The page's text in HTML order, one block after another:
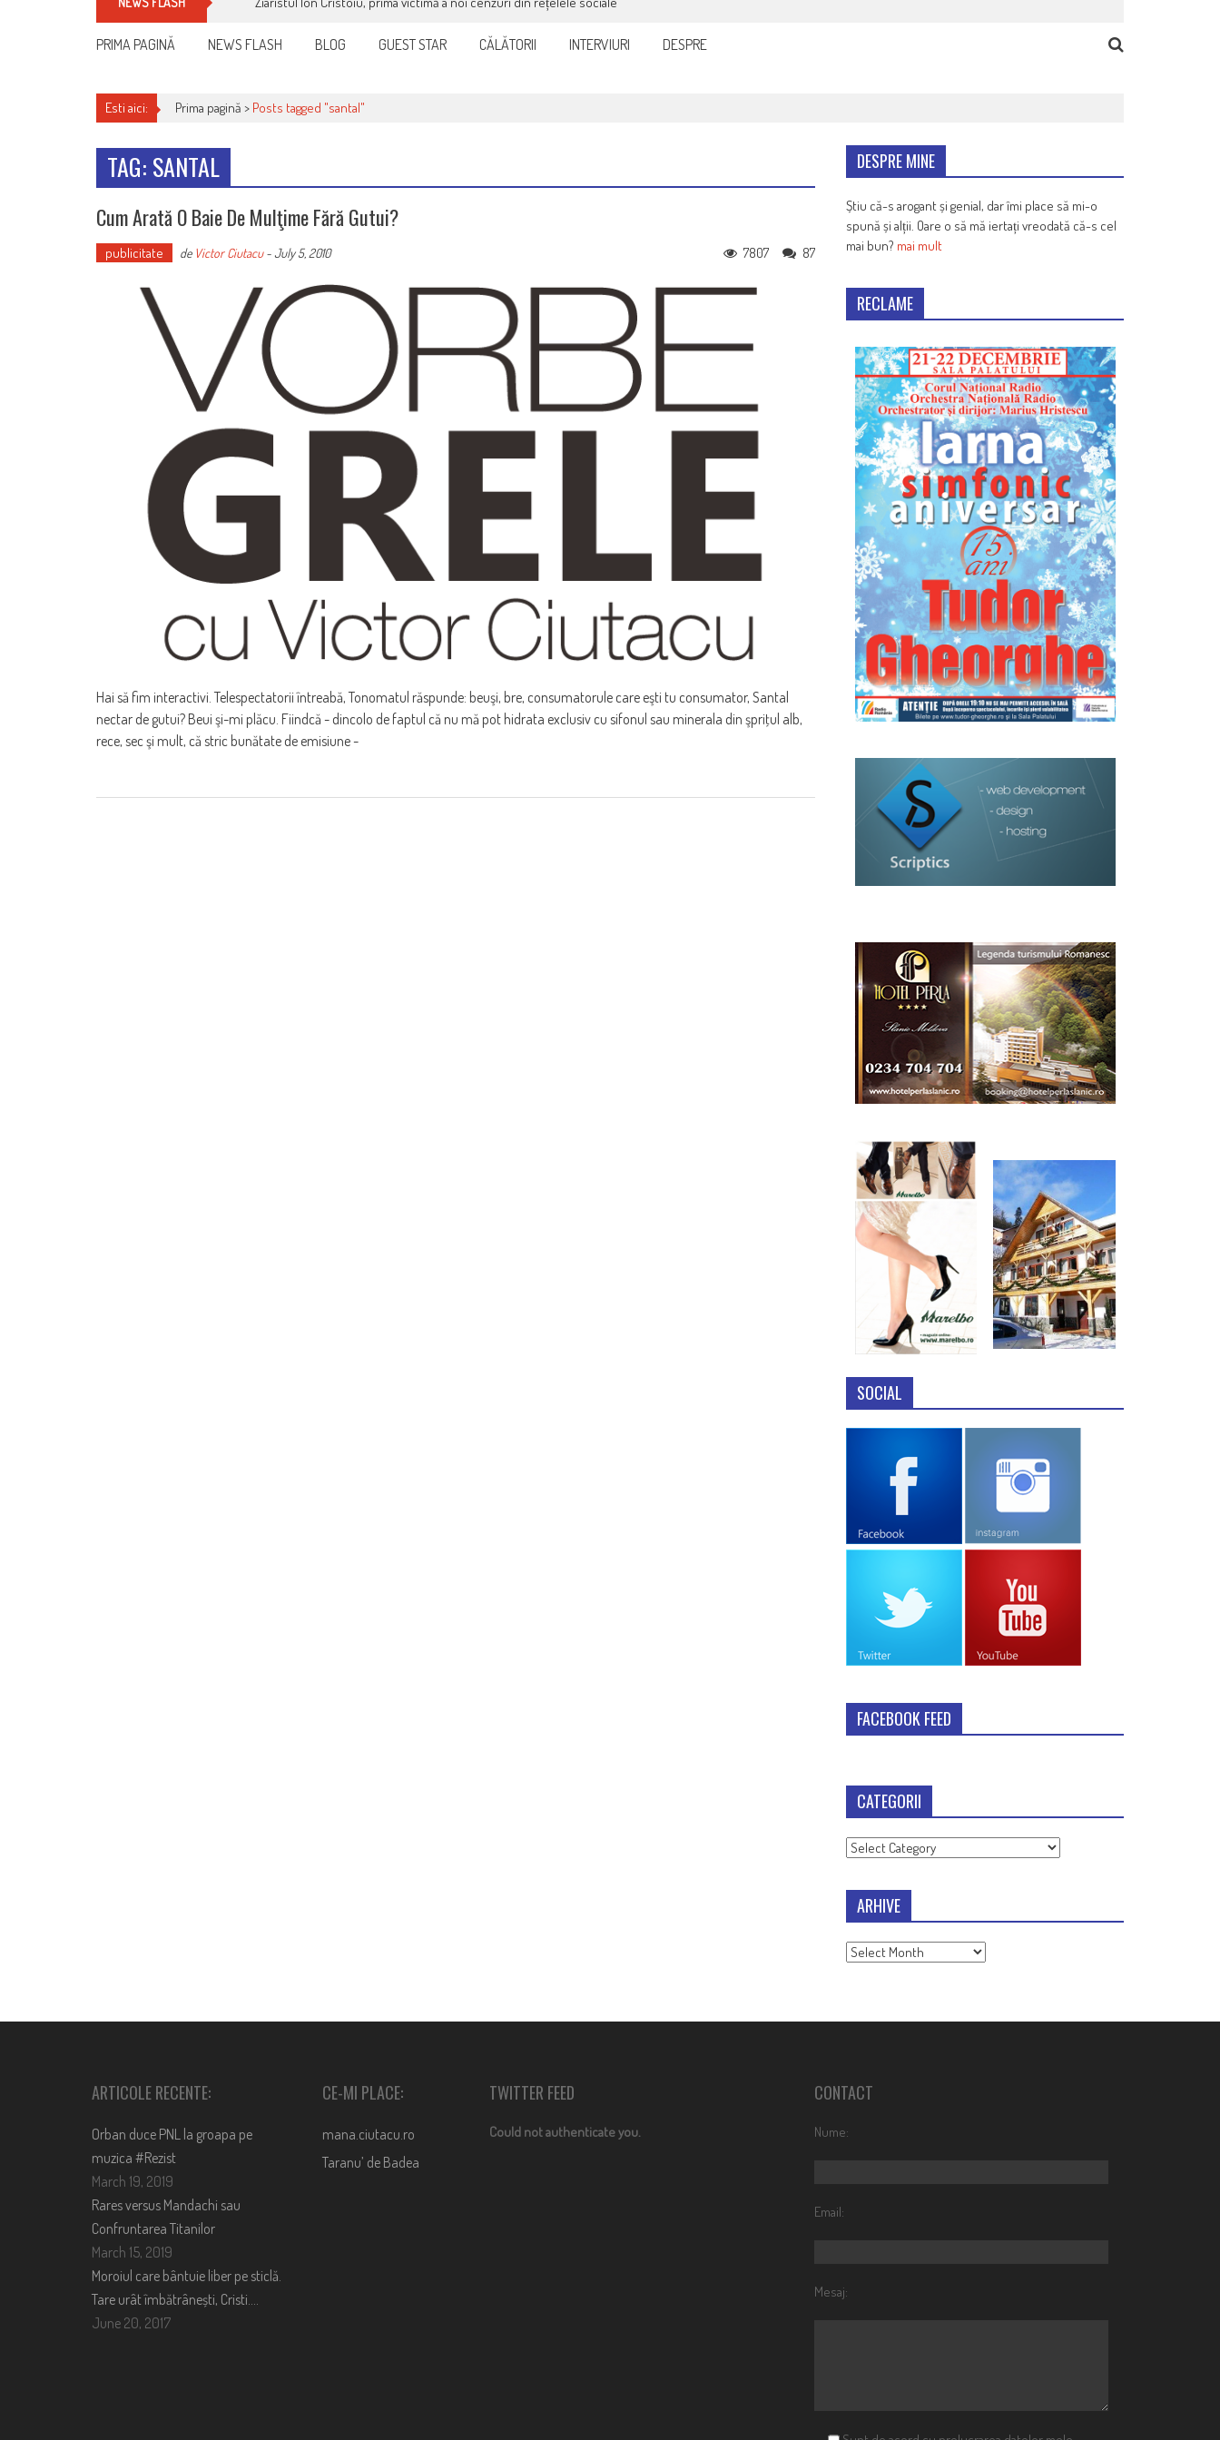
PRIMA PAGINĂ NEWS FLASH BLOG GUEST STAR CĂLĂTORII INTERVIURI DESPRE
Esti aici: Prima pagină > Posts tagged "santal"
TAG: SANTAL
Cum Arată O Baie De Mulţime Fără Gutui?
publicitate de Victor Ciutacu-July 5, 2010 87
7807
Hai să fim interactivi. Telespectatorii întreabă, Tonomatul răspunde: beuşi, bre, consumatorule care eşti tu consumator, Santal
nectar de gutui? Beui şi-mi plăcu. Fiindcă - dincolo de faptul că nu mă pot hidrata exclusiv cu sifonul sau minerala din şpriţul alb,
rece, sec şi mult, că stric bunătate de emisiune -
DESPRE MINE
Știu că-s arogant și genial, dar îmi place să mi-o
spună și alții. Oare o să mă iertați vreodată că-s cel
mai bun? mai mult
RECLAME
SOCIAL
FACEBOOK FEED
CATEGORII
Categorii
ARHIVE
Arhive
ARTICOLE RECENTE:
Orban duce PNL la groapa pe
muzica #Rezist
March 19, 2019
Rares versus Mandachi sau
Confruntarea Titanilor
March 15, 2019
Moroiul care bântuie liber pe sticlă.
Tare urât îmbătrânești, Cristi….
June 20, 2017
CE-MI PLACE:
mana.ciutacu.ro
Taranu’ de Badea
TWITTER FEED
Could not authenticate you.
CONTACT
Nume:
Email:
Mesaj: